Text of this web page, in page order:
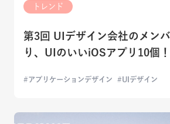
トレンド
第3回 UIデザイン会社のメン
り、UIのいいiOSアプリ10個！
アプリケーションデザイン UIデザイン